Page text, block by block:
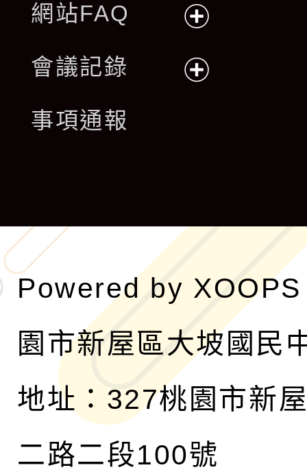
網站FAQ
開
會議記錄
單
事項通報
Powered by XOOPS
園市新屋區大坡國民
地址：327桃園市新
二路二段100號